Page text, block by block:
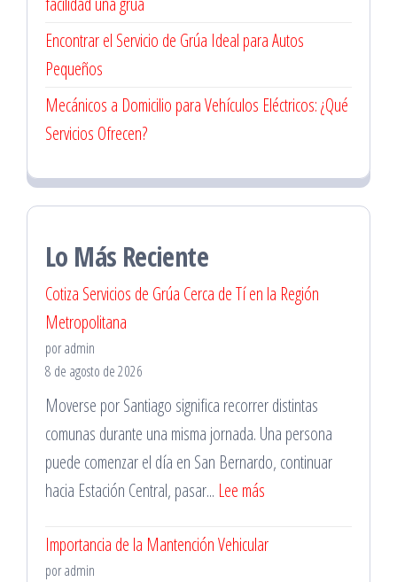
Encontrar el Servicio de Grúa Ideal para Autos
Pequeños
Mecánicos a Domicilio para Vehículos Eléctricos: ¿Qué
Servicios Ofrecen?
Lo Más Reciente
Cotiza Servicios de Grúa Cerca de Tí en la Región
Metropolitana
por admin
8 de agosto de 2026
Moverse por Santiago significa recorrer distintas
comunas durante una misma jornada. Una persona
puede comenzar el día en San Bernardo, continuar
hacia Estación Central, pasar... Lee más
Servicios
Importancia de la Mantención Vehicular
por admin